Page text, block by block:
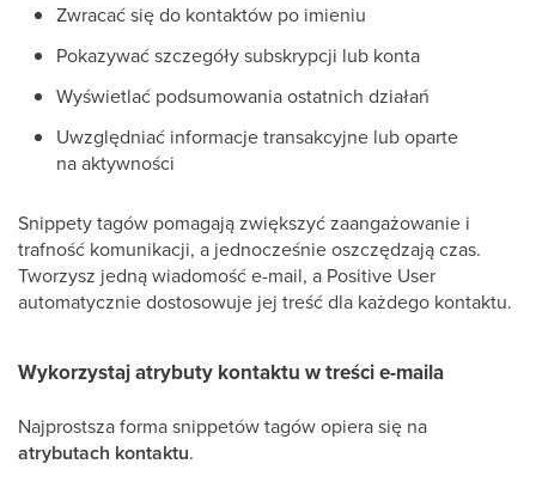
Zwracać się do kontaktów po imieniu
Pokazywać szczegóły subskrypcji lub konta
Wyświetlać podsumowania ostatnich działań
Uwzględniać informacje transakcyjne lub oparte
na aktywności
Snippety tagów pomagają zwiększyć zaangażowanie i
trafność komunikacji, a jednocześnie oszczędzają czas.
Tworzysz jedną wiadomość e-mail, a Positive User
automatycznie dostosowuje jej treść dla każdego kontaktu.
Wykorzystaj atrybuty kontaktu w treści e-maila
Najprostsza forma snippetów tagów opiera się na
atrybutach kontaktu.